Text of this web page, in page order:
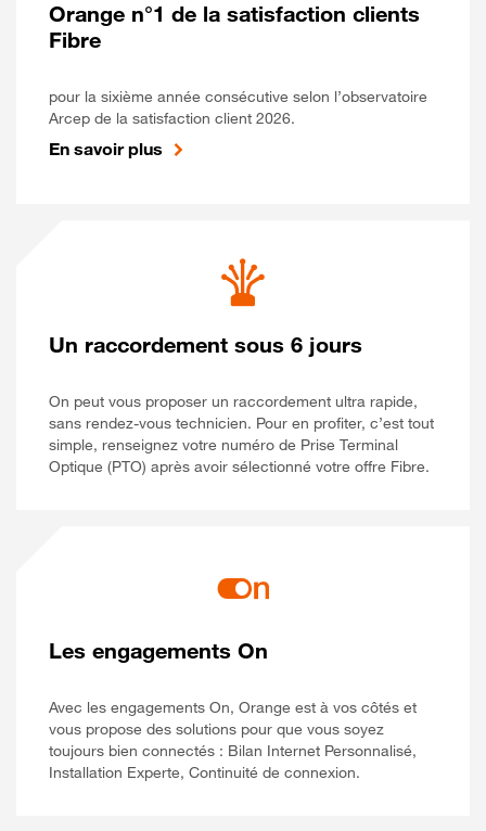
Orange n°1 de la satisfaction clients
Fibre
pour la sixième année consécutive selon l’observatoire
Arcep de la satisfaction client 2026.
En savoir plus
Un raccordement sous 6 jours
On peut vous proposer un raccordement ultra rapide,
sans rendez-vous technicien. Pour en profiter, c’est tout
simple, renseignez votre numéro de Prise Terminal
Optique (PTO) après avoir sélectionné votre offre Fibre.
Les engagements On
Avec les engagements On, Orange est à vos côtés et
vous propose des solutions pour que vous soyez
toujours bien connectés : Bilan Internet Personnalisé,
Installation Experte, Continuité de connexion.